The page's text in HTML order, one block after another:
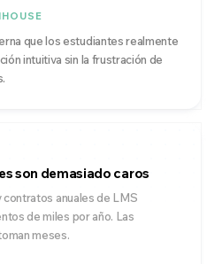
que los estudiantes realmente
intuitiva sin la frustración de
son demasiado caros
contratos anuales de LMS
de miles por año. Las
meses.